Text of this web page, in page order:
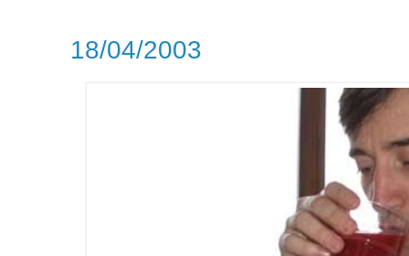
18/04/2003